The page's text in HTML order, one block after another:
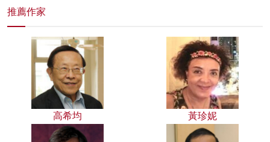
推薦作家
高希均 黃珍妮